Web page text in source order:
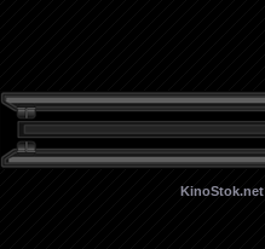
KinoStok.net